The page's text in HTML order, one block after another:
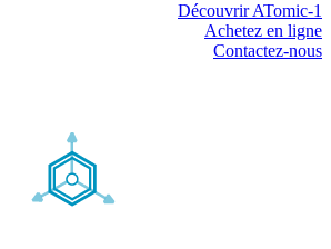
Découvrir ATomic-1
Achetez en ligne
Contactez-nous